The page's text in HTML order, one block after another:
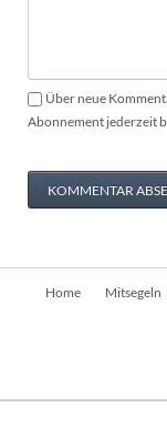
Über neue
Abonnement jederzeit
KOMMENTAR
Navigation
Home Mitsegeln